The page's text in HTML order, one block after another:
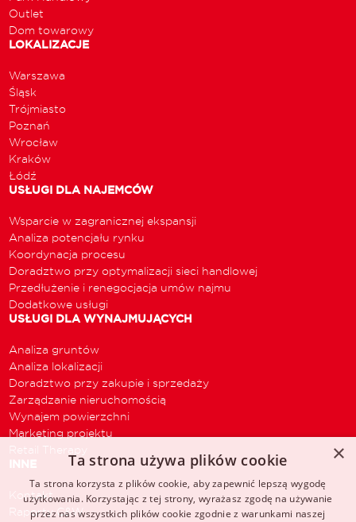
Outlet
Dom towarowy
LOKALIZACJE
Warszawa
Śląsk
Trójmiasto
Poznań
Wrocław
Kraków
Łódź
USŁUGI DLA NAJEMCÓW
Wsparcie w zagranicznej ekspansji
Analiza potencjału rynku
Koordynacja procesu
Doradztwo przy optymalizacji sieci handlowej
Przedłużenie i renegocjacja umów najmu
Dodatkowe usługi
USŁUGI DLA WYNAJMUJĄCYCH
Analiza gruntów
Analiza lokalizacji
Doradztwo przy zakupie i sprzedaży
Zarządzanie nieruchomością
Wynajem powierzchni
Marketing projektu
Retail Therapy
INNE
Kontakt
Raporty C&W
×
Ta strona używa plików cookie
Ta strona korzysta z plików cookie, aby zapewnić lepszą wygodę
użytkowania. Korzystając z tej strony, wyrażasz zgodę na używanie
przez nas wszystkich plików cookie zgodnie z warunkami naszej